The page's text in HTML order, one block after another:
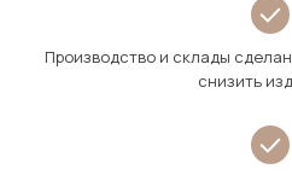
Производство и склады
снизить